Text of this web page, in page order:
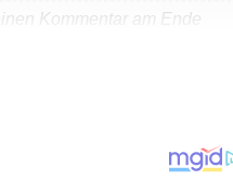
Kommentar am Ende
oder abbürsten, nach